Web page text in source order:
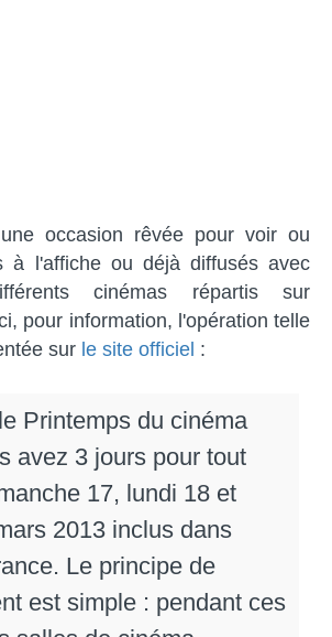
occasion rêvée pour voir ou
à l'affiche ou déjà diffusés avec
cinémas répartis sur
pour information, l'opération telle
sur le site officiel :
Printemps du cinéma
avez 3 jours pour tout
17, lundi 18 et
2013 inclus dans
Le principe de
est simple : pendant ces